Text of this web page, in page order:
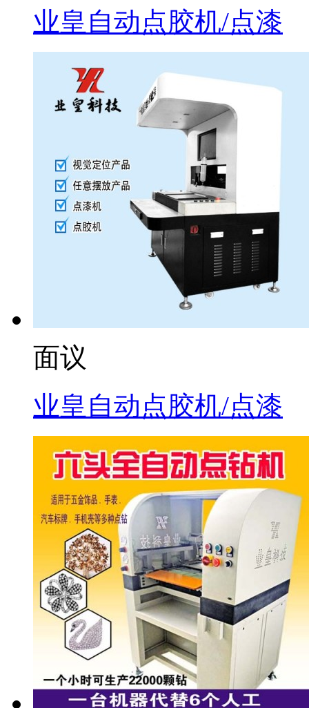
业皇自动点胶机/点漆
面议
业皇自动点胶机/点漆